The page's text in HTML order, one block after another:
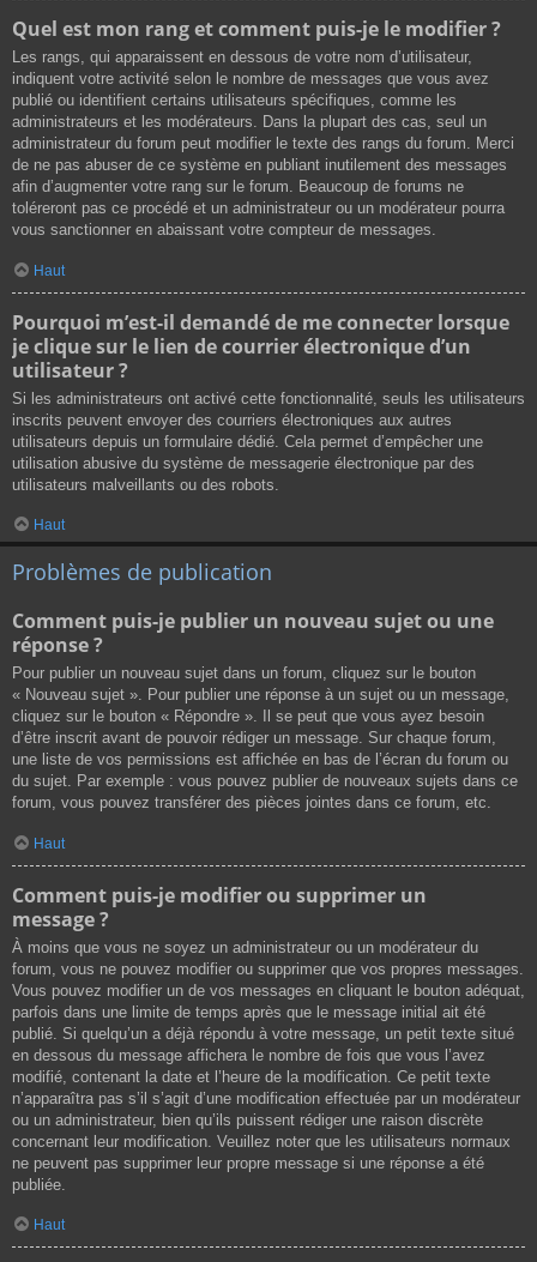
Quel est mon rang et comment puis-je le modifier ?
Les rangs, qui apparaissent en dessous de votre nom d’utilisateur,
indiquent votre activité selon le nombre de messages que vous avez
publié ou identifient certains utilisateurs spécifiques, comme les
administrateurs et les modérateurs. Dans la plupart des cas, seul un
administrateur du forum peut modifier le texte des rangs du forum. Merci
de ne pas abuser de ce système en publiant inutilement des messages
afin d’augmenter votre rang sur le forum. Beaucoup de forums ne
toléreront pas ce procédé et un administrateur ou un modérateur pourra
vous sanctionner en abaissant votre compteur de messages.
Haut
Pourquoi m’est-il demandé de me connecter lorsque
je clique sur le lien de courrier électronique d’un
utilisateur ?
Si les administrateurs ont activé cette fonctionnalité, seuls les utilisateurs
inscrits peuvent envoyer des courriers électroniques aux autres
utilisateurs depuis un formulaire dédié. Cela permet d’empêcher une
utilisation abusive du système de messagerie électronique par des
utilisateurs malveillants ou des robots.
Haut
Problèmes de publication
Comment puis-je publier un nouveau sujet ou une
réponse ?
Pour publier un nouveau sujet dans un forum, cliquez sur le bouton
« Nouveau sujet ». Pour publier une réponse à un sujet ou un message,
cliquez sur le bouton « Répondre ». Il se peut que vous ayez besoin
d’être inscrit avant de pouvoir rédiger un message. Sur chaque forum,
une liste de vos permissions est affichée en bas de l’écran du forum ou
du sujet. Par exemple : vous pouvez publier de nouveaux sujets dans ce
forum, vous pouvez transférer des pièces jointes dans ce forum, etc.
Haut
Comment puis-je modifier ou supprimer un
message ?
À moins que vous ne soyez un administrateur ou un modérateur du
forum, vous ne pouvez modifier ou supprimer que vos propres messages.
Vous pouvez modifier un de vos messages en cliquant le bouton adéquat,
parfois dans une limite de temps après que le message initial ait été
publié. Si quelqu’un a déjà répondu à votre message, un petit texte situé
en dessous du message affichera le nombre de fois que vous l’avez
modifié, contenant la date et l’heure de la modification. Ce petit texte
n’apparaîtra pas s’il s’agit d’une modification effectuée par un modérateur
ou un administrateur, bien qu’ils puissent rédiger une raison discrète
concernant leur modification. Veuillez noter que les utilisateurs normaux
ne peuvent pas supprimer leur propre message si une réponse a été
publiée.
Haut